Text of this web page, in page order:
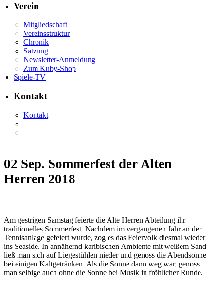
Verein
Mitgliedschaft
Vereinsstruktur
Chronik
Satzung
Newsletter-Anmeldung
Zum Kuby-Shop
Spiele-TV
Kontakt
Kontakt
02 Sep. Sommerfest der Alten
Herren 2018
Am gestrigen Samstag feierte die Alte Herren Abteilung ihr
traditionelles Sommerfest. Nachdem im vergangenen Jahr an der
Tennisanlage gefeiert wurde, zog es das Feiervolk diesmal wieder
ins Seaside. In annähernd karibischen Ambiente mit weißem Sand
ließ man sich auf Liegestühlen nieder und genoss die Abendsonne
bei einigen Kaltgetränken. Als die Sonne dann weg war, genoss
man selbige auch ohne die Sonne bei Musik in fröhlicher Runde.